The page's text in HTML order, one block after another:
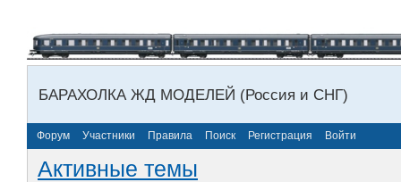
БАРАХОЛКА ЖД МОДЕЛЕЙ (Россия и СНГ)
Форум Участники Правила Поиск Регистрация Войти
Активные темы